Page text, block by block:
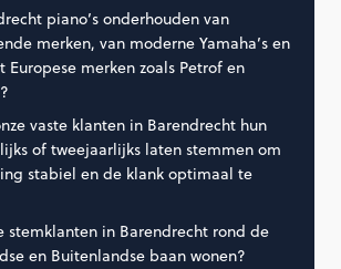
piano’s onderhouden van
merken, van moderne Yamaha’s en
Europese merken zoals Petrof en
vaste klanten in Barendrecht hun
of tweejaarlijks laten stemmen om
stabiel en de klank optimaal te
stemklanten in Barendrecht rond de
en Buitenlandse baan wonen?